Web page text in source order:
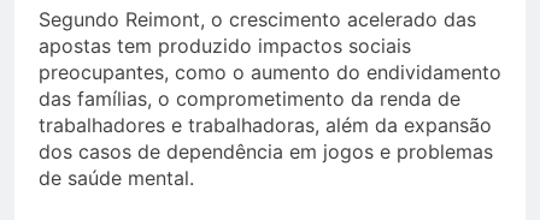
Segundo Reimont, o crescimento acelerado das
apostas tem produzido impactos sociais
preocupantes, como o aumento do endividamento
das famílias, o comprometimento da renda de
trabalhadores e trabalhadoras, além da expansão
dos casos de dependência em jogos e problemas
de saúde mental.